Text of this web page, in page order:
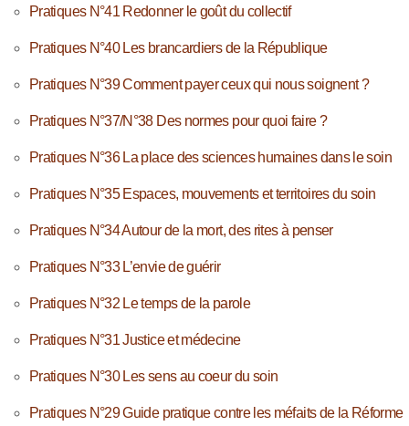
Pratiques N°41 Redonner le goût du collectif
Pratiques N°40 Les brancardiers de la République
Pratiques N°39 Comment payer ceux qui nous soignent ?
Pratiques N°37/N°38 Des normes pour quoi faire ?
Pratiques N°36 La place des sciences humaines dans le soin
Pratiques N°35 Espaces, mouvements et territoires du soin
Pratiques N°34 Autour de la mort, des rites à penser
Pratiques N°33 L’envie de guérir
Pratiques N°32 Le temps de la parole
Pratiques N°31 Justice et médecine
Pratiques N°30 Les sens au coeur du soin
Pratiques N°29 Guide pratique contre les méfaits de la Réforme